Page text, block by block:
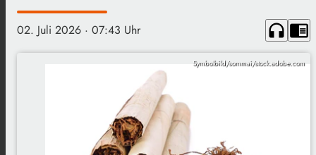
02. Juli 2026 · 07:43 Uhr headphones chrome_reader_mode
Symbolbild/sommai/stock.adobe.com